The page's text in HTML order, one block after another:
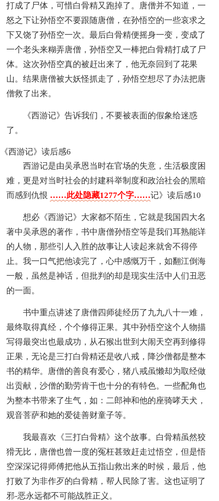
打成了尸体，可惜白骨精又跑掉了。唐僧并不知道，一
怒之下让孙悟空不要跟随唐僧，在孙悟空的一些哀求之
下又饶了孙悟空一次。最后白骨精便摇身一变，变成了
一个老头来糊弄唐僧，孙悟空又一棒把白骨精打成了尸
体。这次孙悟空真的被赶出来了，他无奈回到了花果
山。结果唐僧被大妖怪抓走了，孙悟空想尽了办法把唐
僧救了出来。
《西游记》告诉我们，不要被表面的假象给迷惑
了。
《西游记》读后感6
西游记是由吴承恩当时在官场的失意，生活极度困
难，更是对当时社会的封建科举制度和政治社会的黑暗
而感到仇恨 ……此处隐藏1277个字……记》读后感10
想必《西游记》大家都不陌生，它就是我国四大名
著中吴承恩的著作，书中唐僧孙悟空等是我们耳熟能详
的人物，那些引人入胜的故事让人读起来就舍不得停
止。我一口气把他读完了，心中感慨万千，如翻江倒海
一般，虽然是神话，但批判的却是现实生活中人们丑恶
的一面。
书中重点讲述了唐僧四师徒经历了九九八十一难，
最终取得真经，个个修得正果。其中孙悟空这个人物描
写得最突出也最成功，从石猴出世到大闹天空再到修得
正果，无论是三打白骨精还是收八戒，降沙僧都是整本
书的精华。唐僧的善良有爱心，猪八戒虽懒却为取经做
出贡献，沙僧的勤劳肯干也十分的有特色。一些配角也
为整本书带来了生气，如：二郎神和他的座骑哮天犬，
观音菩萨和她的爱徒善财童子等。
我最喜欢《三打白骨精》这个故事。白骨精虽然狡
猾无比，唐僧也曾一度的冤枉甚致赶走过悟空，但是悟
空深深记得师傅把他从五指山救出来的时候，最后，他
打败了为非作歹的白骨精，帮人民除了害。这也证明了
邪-恶永远都不可能战胜正义。